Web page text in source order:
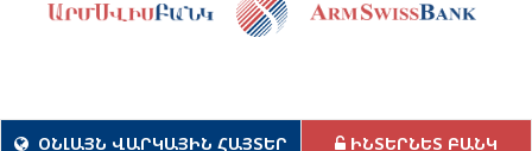
ՕՆԼԱՅՆ ՎԱՐԿԱՅԻՆ ՀԱՅՏԵՐ ԻՆՏԵՐՆԵՏ ԲԱՆԿ